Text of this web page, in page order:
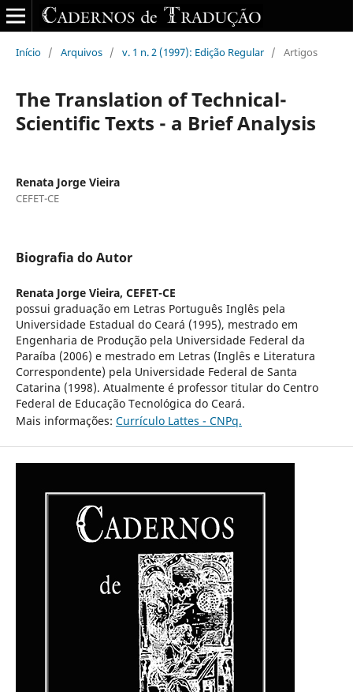
Início / Arquivos / v. 1 n. 2 (1997): Edição Regular / Artigos
The Translation of Technical-
Scientific Texts - a Brief Analysis
Renata Jorge Vieira
CEFET-CE
Biografia do Autor
Renata Jorge Vieira, CEFET-CE
possui graduação em Letras Português Inglês pela
Universidade Estadual do Ceará (1995), mestrado em
Engenharia de Produção pela Universidade Federal da
Paraíba (2006) e mestrado em Letras (Inglês e Literatura
Correspondente) pela Universidade Federal de Santa
Catarina (1998). Atualmente é professor titular do Centro
Federal de Educação Tecnológica do Ceará.
Mais informações: Currículo Lattes - CNPq.